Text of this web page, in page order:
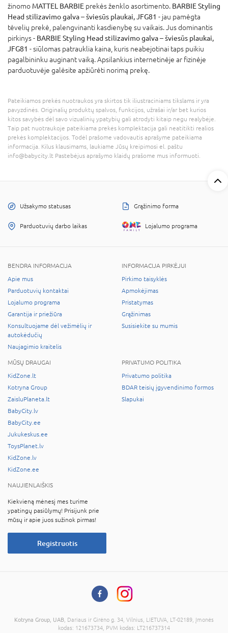
žinomo MATTEL BARBIE prekės ženklo asortimento. BARBIE Styling
Head stilizavimo galva – šviesūs plaukai, JFG81 - jau pamėgta
tėvelių prekė, palengvinanti kasdienybę su vaikais. Jus dominantis
pirkinys - BARBIE Styling Head stilizavimo galva – šviesūs plaukai,
JFG81 - siūlomas patrauklia kaina, kuris neabejotinai taps puikiu
pagalbininku auginant vaiką. Apsilankius internetinėje ar fizinėje
parduotuvėje galėsite apžiūrėti norimą prekę.
Pateikiamos prekės nuotraukos yra skirtos tik iliustraciniams tikslams ir yra
pavyzdinės. Originalių produktų spalvos, funkcijos, užrašai ir/ar bet kurios
kitos savybės dėl savo vizualinių ypatybių gali atrodyti kitaip negu realybėje.
Taip pat nuotraukoje pateikiama prekės komplektacija gali neatitikti realios
prekės komplektacijos. Todėl prašome vadovautis aprašyme pateikiama
informacija. Kilus klausimams, laukiame Jūsų kreipimosi el. paštu
info@babycity.lt Pastebėjus aprašymo klaidų prašome mus informuoti.
Užsakymo statusas Grąžinimo forma
Parduotuvių darbo laikas Lojalumo programa
BENDRA INFORMACIJA
Apie mus
Parduotuvių kontaktai
Lojalumo programa
Garantija ir priežiūra
Konsultuojame dėl vežimėlių ir
autokėdučių
Naujagimio kraitelis
INFORMACIJA PIRKĖJUI
Pirkimo taisyklės
Apmokėjimas
Pristatymas
Grąžinimas
Susisiekite su mumis
MŪSŲ DRAUGAI
KidZone.lt
Kotryna Group
ZaisluPlaneta.lt
BabyCity.lv
BabyCity.ee
Jukukeskus.ee
ToysPlanet.lv
KidZone.lv
KidZone.ee
PRIVATUMO POLITIKA
Privatumo politika
BDAR teisių įgyvendinimo formos
Slapukai
NAUJIENLAIŠKIS
Kiekvieną mėnesį mes turime
ypatingų pasiūlymų! Prisijunk prie
mūsų ir apie juos sužinok pirmas!
Registruotis
Kotryna Group, UAB , Dariaus ir Girėno g. 34, Vilnius, LIETUVA, LT-02189, Įmonės
kodas: 121673734, PVM kodas: LT216737314